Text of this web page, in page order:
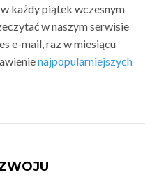
każdy piątek wczesnym
w naszym serwisie
e-mail, raz w miesiącu
najpopularniejszych